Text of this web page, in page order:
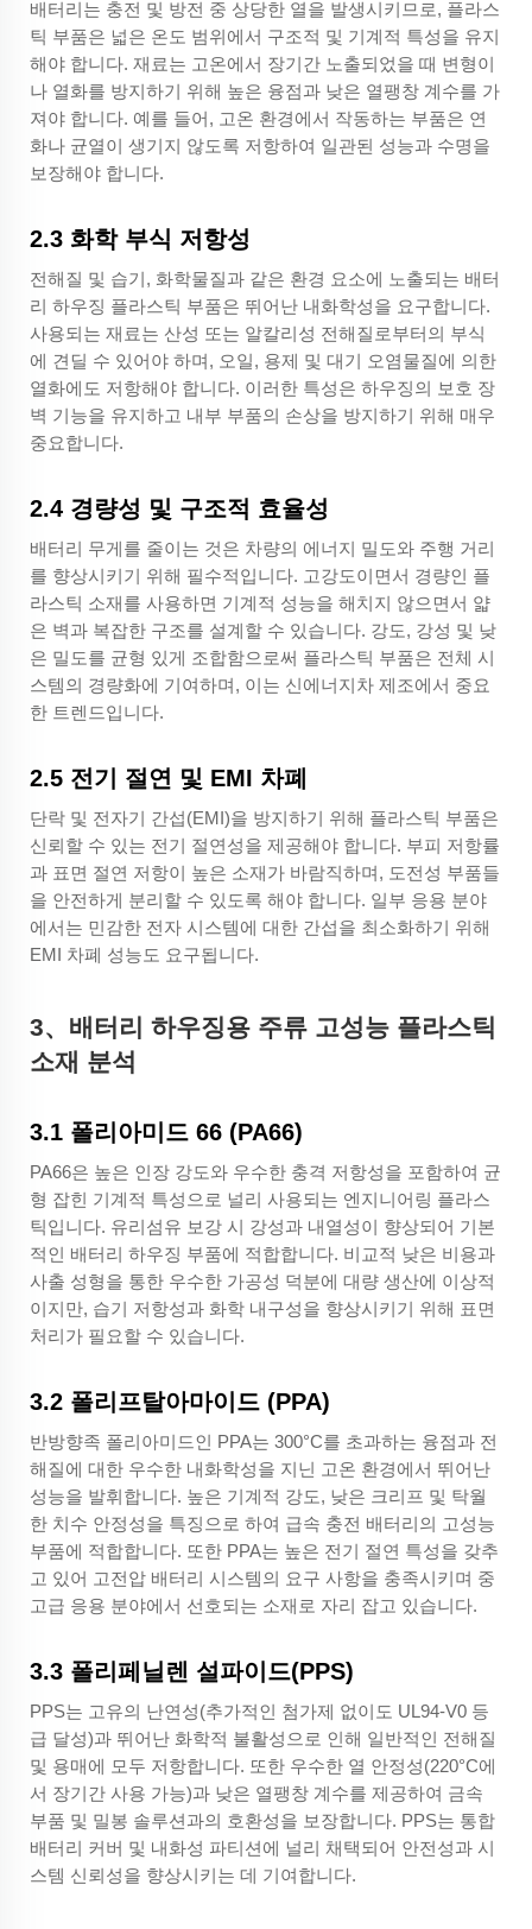
배터리는 충전 및 방전 중 상당한 열을 발생시키므로, 플라스
틱 부품은 넓은 온도 범위에서 구조적 및 기계적 특성을 유지
해야 합니다. 재료는 고온에서 장기간 노출되었을 때 변형이
나 열화를 방지하기 위해 높은 융점과 낮은 열팽창 계수를 가
져야 합니다. 예를 들어, 고온 환경에서 작동하는 부품은 연
화나 균열이 생기지 않도록 저항하여 일관된 성능과 수명을
보장해야 합니다.
2.3 화학 부식 저항성
전해질 및 습기, 화학물질과 같은 환경 요소에 노출되는 배터
리 하우징 플라스틱 부품은 뛰어난 내화학성을 요구합니다.
사용되는 재료는 산성 또는 알칼리성 전해질로부터의 부식
에 견딜 수 있어야 하며, 오일, 용제 및 대기 오염물질에 의한
열화에도 저항해야 합니다. 이러한 특성은 하우징의 보호 장
벽 기능을 유지하고 내부 부품의 손상을 방지하기 위해 매우
중요합니다.
2.4 경량성 및 구조적 효율성
배터리 무게를 줄이는 것은 차량의 에너지 밀도와 주행 거리
를 향상시키기 위해 필수적입니다. 고강도이면서 경량인 플
라스틱 소재를 사용하면 기계적 성능을 해치지 않으면서 얇
은 벽과 복잡한 구조를 설계할 수 있습니다. 강도, 강성 및 낮
은 밀도를 균형 있게 조합함으로써 플라스틱 부품은 전체 시
스템의 경량화에 기여하며, 이는 신에너지차 제조에서 중요
한 트렌드입니다.
2.5 전기 절연 및 EMI 차폐
단락 및 전자기 간섭(EMI)을 방지하기 위해 플라스틱 부품은
신뢰할 수 있는 전기 절연성을 제공해야 합니다. 부피 저항률
과 표면 절연 저항이 높은 소재가 바람직하며, 도전성 부품들
을 안전하게 분리할 수 있도록 해야 합니다. 일부 응용 분야
에서는 민감한 전자 시스템에 대한 간섭을 최소화하기 위해
EMI 차폐 성능도 요구됩니다.
3、 배터리 하우징용 주류 고성능 플라스틱
소재 분석
3.1 폴리아미드 66 (PA66)
PA66은 높은 인장 강도와 우수한 충격 저항성을 포함하여 균
형 잡힌 기계적 특성으로 널리 사용되는 엔지니어링 플라스
틱입니다. 유리섬유 보강 시 강성과 내열성이 향상되어 기본
적인 배터리 하우징 부품에 적합합니다. 비교적 낮은 비용과
사출 성형을 통한 우수한 가공성 덕분에 대량 생산에 이상적
이지만, 습기 저항성과 화학 내구성을 향상시키기 위해 표면
처리가 필요할 수 있습니다.
3.2 폴리프탈아마이드 (PPA)
반방향족 폴리아미드인 PPA는 300°C를 초과하는 융점과 전
해질에 대한 우수한 내화학성을 지닌 고온 환경에서 뛰어난
성능을 발휘합니다. 높은 기계적 강도, 낮은 크리프 및 탁월
한 치수 안정성을 특징으로 하여 급속 충전 배터리의 고성능
부품에 적합합니다. 또한 PPA는 높은 전기 절연 특성을 갖추
고 있어 고전압 배터리 시스템의 요구 사항을 충족시키며 중
고급 응용 분야에서 선호되는 소재로 자리 잡고 있습니다.
3.3 폴리페닐렌 설파이드(PPS)
PPS는 고유의 난연성(추가적인 첨가제 없이도 UL94-V0 등
급 달성)과 뛰어난 화학적 불활성으로 인해 일반적인 전해질
및 용매에 모두 저항합니다. 또한 우수한 열 안정성(220°C에
서 장기간 사용 가능)과 낮은 열팽창 계수를 제공하여 금속
부품 및 밀봉 솔루션과의 호환성을 보장합니다. PPS는 통합
배터리 커버 및 내화성 파티션에 널리 채택되어 안전성과 시
스템 신뢰성을 향상시키는 데 기여합니다.